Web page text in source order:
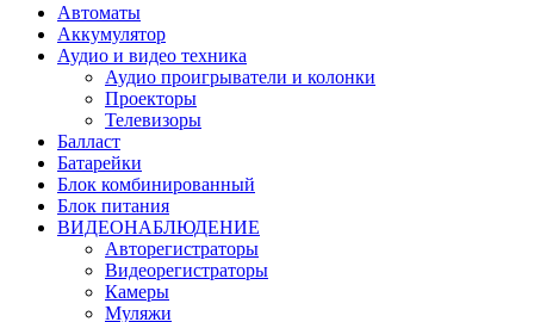
Автоматы
Аккумулятор
Аудио и видео техника
Аудио проигрыватели и колонки
Проекторы
Телевизоры
Балласт
Батарейки
Блок комбинированный
Блок питания
ВИДЕОНАБЛЮДЕНИЕ
Авторегистраторы
Видеорегистраторы
Камеры
Муляжи